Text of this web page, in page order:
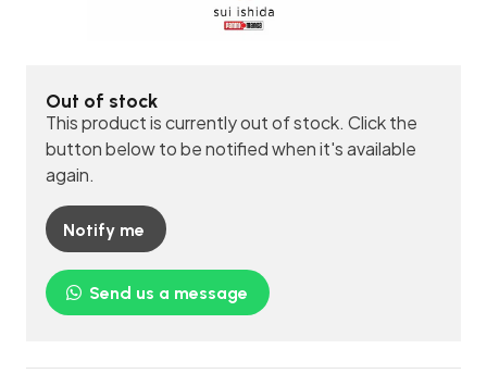
Out of stock
This product is currently out of stock. Click the
button below to be notified when it's available
again.
Notify me
Send us a message